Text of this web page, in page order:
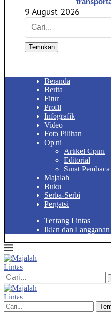
9 August 2026
Temukan
Beranda
Berita
Fitur
Profil
Infografik
Video
Foto Pilihan
Opini
Artikel Opini
Editorial
Surat Pembaca
Majalah
Buku
Serba-Serbi
Pergatsi
Tentang Lintas
Iklan dan Langganan